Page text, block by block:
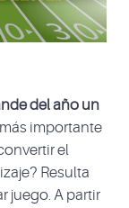
del año un
importante
el
Resulta
juego. A partir